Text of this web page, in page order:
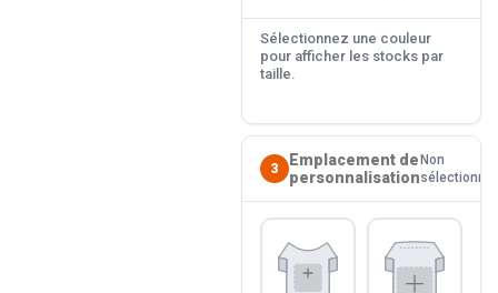
Sélectionnez une couleur
pour afficher les stocks par
taille.
3
Emplacement de
personnalisation
Non
sélectionné